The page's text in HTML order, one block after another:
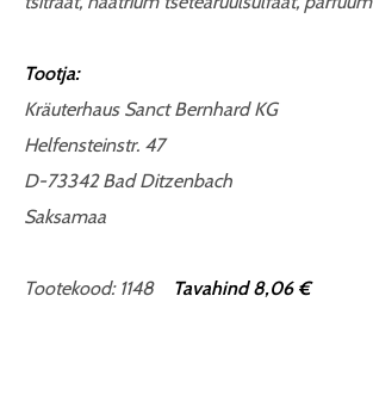
Tootja:
Kräuterhaus Sanct Bernhard KG
Helfensteinstr. 47
D-73342 Bad Ditzenbach
Saksamaa
Tootekood: 1148 Tavahind 8,06 €